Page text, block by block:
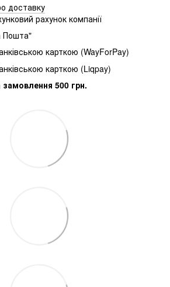
доставку
рахунок компанії
Пошта"
карткою (WayForPay)
карткою (Liqpay)
500 грн.